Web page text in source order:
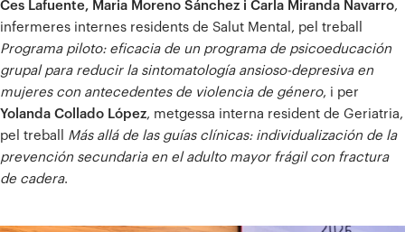
Ces Lafuente, Maria Moreno Sánchez i Carla Miranda Navarro,
infermeres internes residents de Salut Mental, pel treball
Programa piloto: eficacia de un programa de psicoeducación
grupal para reducir la sintomatología ansioso-depresiva en
mujeres con antecedentes de violencia de género, i per
Yolanda Collado López, metgessa interna resident de Geriatria,
pel treball Más allá de las guías clínicas: individualización de la
prevención secundaria en el adulto mayor frágil con fractura
de cadera.